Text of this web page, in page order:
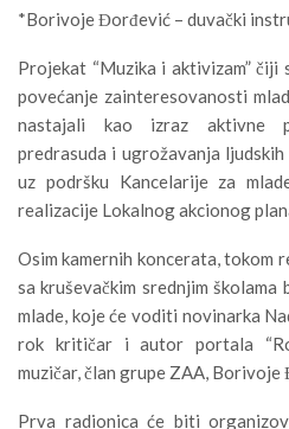
*Borivoje Đorđević – duvački
Projekat “Muzika i aktivizam”
povećanje zainteresovanosti
nastajali kao izraz aktivne
predrasuda i ugrožavanja
uz podršku Kancelarije za
realizacije Lokalnog akcionog
Osim kamernih koncerata, tokom
sa kruševačkim srednjim
mlade, koje će voditi novinarka
rok kritičar i autor portala
muzičar, član grupe ZAA, Borivoje
Prva radionica će biti